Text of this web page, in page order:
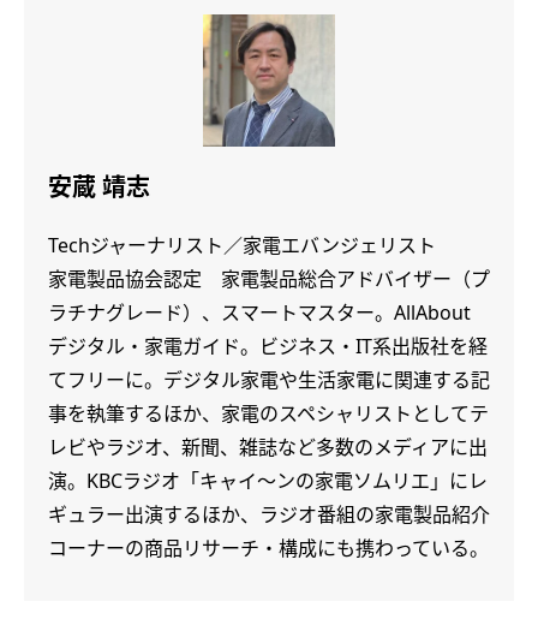
安蔵 靖志
Techジャーナリスト／家電エバンジェリスト
家電製品協会認定 家電製品総合アドバイザー（プ
ラチナグレード）、スマートマスター。AllAbout
デジタル・家電ガイド。ビジネス・IT系出版社を経
てフリーに。デジタル家電や生活家電に関連する記
事を執筆するほか、家電のスペシャリストとしてテ
レビやラジオ、新聞、雑誌など多数のメディアに出
演。KBCラジオ「キャイ～ンの家電ソムリエ」にレ
ギュラー出演するほか、ラジオ番組の家電製品紹介
コーナーの商品リサーチ・構成にも携わっている。